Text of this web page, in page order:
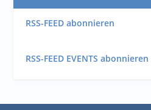
RSS-FEED abonnieren
RSS-FEED EVENTS abonnieren